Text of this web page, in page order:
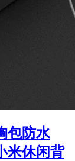
包防水
米休闲背